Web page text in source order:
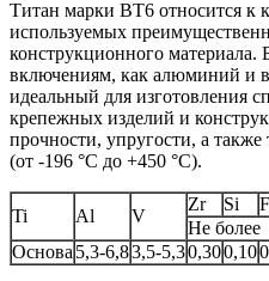
Титан марки BT6 относится к
используемых
конструкционного
включениям, как алюминий и
идеальный для изготовления
крепежных изделий и
прочности, упругости, а
(от -196 °С до +450 °С).
Ti Al V
Zr Si
Не более
Основа 5,3-6,83,5-5,30,300,10